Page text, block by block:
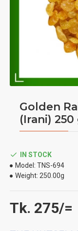
Golden
(Irani)
Tk. 275/=
IN STOCK
Model: TNS-694
Weight: 250.00g